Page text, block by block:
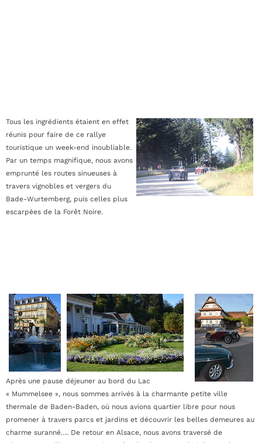
Tous les ingrédients étaient en effet
réunis pour faire de ce rallye
touristique un week-end inoubliable.
Par un temps magnifique, nous avons
emprunté les routes sinueuses à
travers vignobles et vergers du
Bade-Wurtemberg, puis celles plus
escarpées de la Forêt Noire.
Après une pause déjeuner au bord du Lac
« Mummelsee », nous sommes arrivés à la charmante petite ville
thermale de Baden-Baden, où nous avions quartier libre pour nous
promener à travers parcs et jardins et découvrir les belles demeures au
charme suranné…. De retour en Alsace, nous avons traversé de